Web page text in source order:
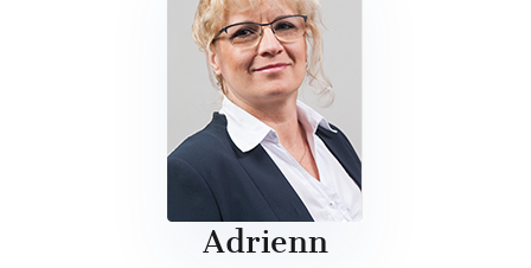
Adrienn